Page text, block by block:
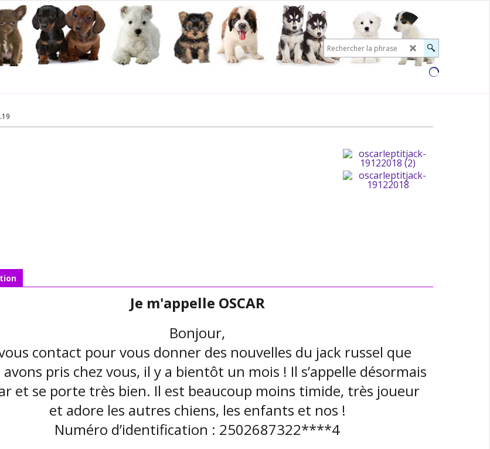
Je m'appelle OSCAR
Bonjour,
vous contact pour vous donner des nouvelles du jack russel que
avons pris chez vous, il y a bientôt un mois ! Il s’appelle désormais
et se porte très bien. Il est beaucoup moins timide, très joueur
et adore les autres chiens, les enfants et nos !
Numéro d’identification : 2502687322****4